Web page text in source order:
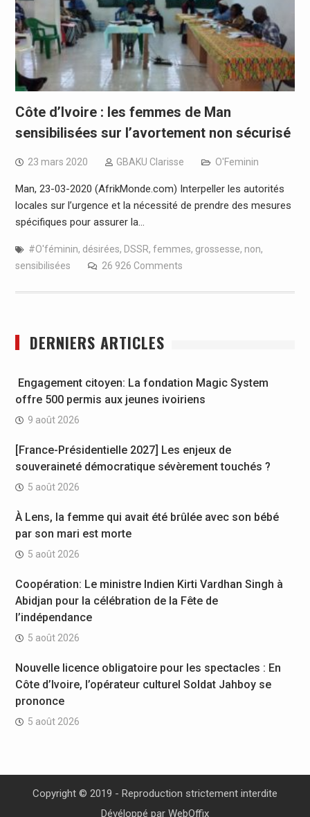
Côte d’Ivoire : les femmes de Man
sensibilisées sur l’avortement non sécurisé
23 mars 2020 GBAKU Clarisse O'Feminin
Man, 23-03-2020 (AfrikMonde.com) Interpeller les autorités
locales sur l’urgence et la nécessité de prendre des mesures
spécifiques pour assurer la…
#O'féminin, désirées, DSSR, femmes, grossesse, non,
sensibilisées
26 926 Comments
DERNIERS ARTICLES
Engagement citoyen: La fondation Magic System
offre 500 permis aux jeunes ivoiriens
9 août 2026
[France-Présidentielle 2027] Les enjeux de
souveraineté démocratique sévèrement touchés ?
5 août 2026
À Lens, la femme qui avait été brûlée avec son bébé
par son mari est morte
5 août 2026
Coopération: Le ministre Indien Kirti Vardhan Singh à
Abidjan pour la célébration de la Fête de
l’indépendance
5 août 2026
Nouvelle licence obligatoire pour les spectacles : En
Côte d’Ivoire, l’opérateur culturel Soldat Jahboy se
prononce
5 août 2026
Copyright © 2019 - Reproduction strictement interdite
Dévéloppé par WebOffix